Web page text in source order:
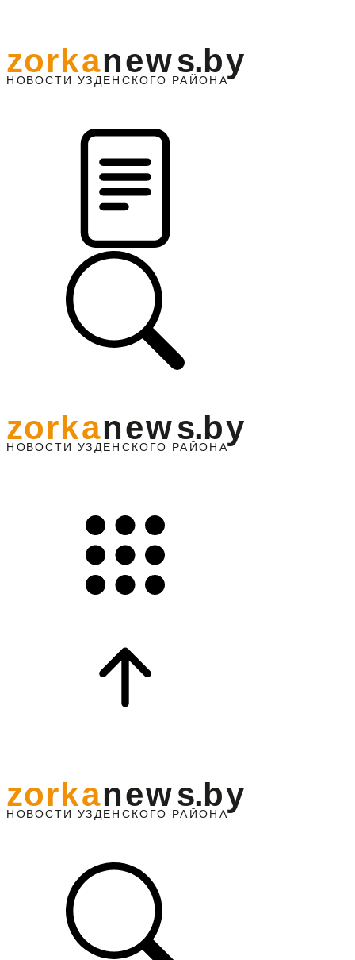
НО ВОСТИ УЗДЕНС КО ГО РАЙОНА
zorkanews.by